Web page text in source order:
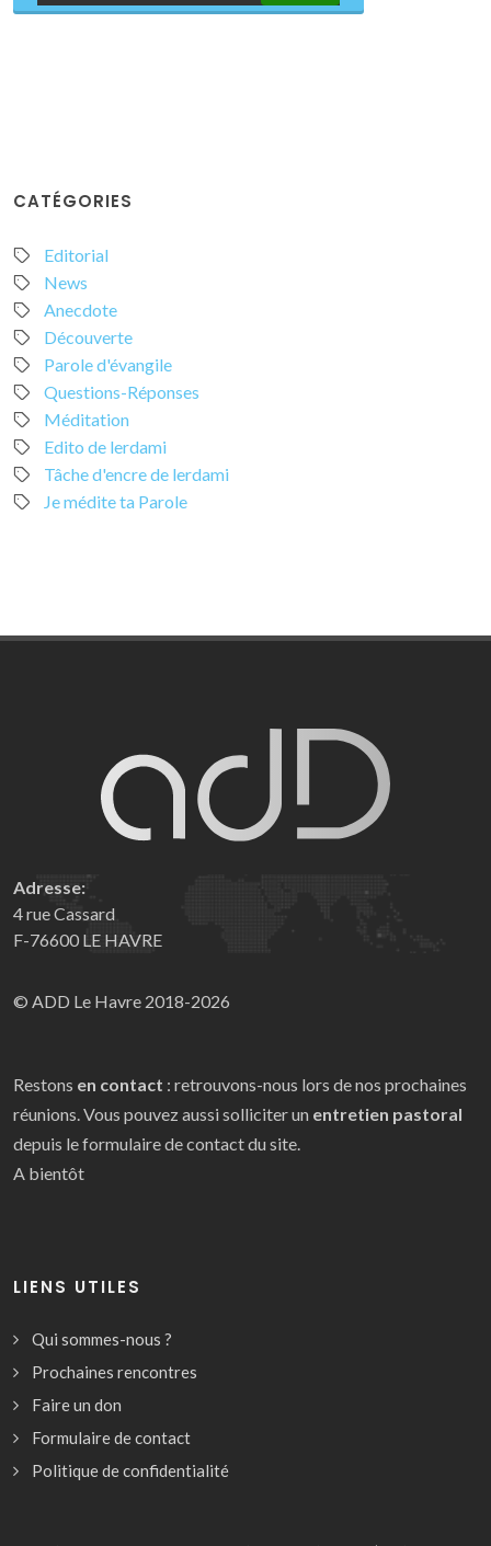
CATÉGORIES
Editorial
News
Anecdote
Découverte
Parole d'évangile
Questions-Réponses
Méditation
Edito de lerdami
Tâche d'encre de lerdami
Je médite ta Parole
Adresse:
4 rue Cassard
F-76600 LE HAVRE
© ADD Le Havre 2018-2026
Restons en contact : retrouvons-nous lors de nos prochaines
réunions. Vous pouvez aussi solliciter un entretien pastoral
depuis le formulaire de contact du site.
A bientôt
LIENS UTILES
Qui sommes-nous ?
Prochaines rencontres
Faire un don
Formulaire de contact
Politique de confidentialité